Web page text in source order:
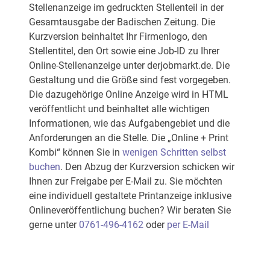
Stellenanzeige im gedruckten Stellenteil in der
Gesamtausgabe der Badischen Zeitung. Die
Kurzversion beinhaltet Ihr Firmenlogo, den
Stellentitel, den Ort sowie eine Job-ID zu Ihrer
Online-Stellenanzeige unter derjobmarkt.de. Die
Gestaltung und die Größe sind fest vorgegeben.
Die dazugehörige Online Anzeige wird in HTML
veröffentlicht und beinhaltet alle wichtigen
Informationen, wie das Aufgabengebiet und die
Anforderungen an die Stelle. Die „Online + Print
Kombi“ können Sie in wenigen Schritten selbst
buchen. Den Abzug der Kurzversion schicken wir
Ihnen zur Freigabe per E-Mail zu. Sie möchten
eine individuell gestaltete Printanzeige inklusive
Onlineveröffentlichung buchen? Wir beraten Sie
gerne unter 0761-496-4162 oder per E-Mail